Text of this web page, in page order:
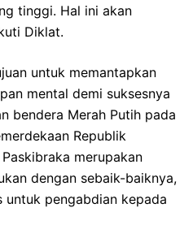
tinggi. Hal ini akan
Diklat.
untuk memantapkan
mental demi suksesnya
bendera Merah Putih pada
Republik
merupakan
dengan sebaik-baiknya,
pengabdian kepada